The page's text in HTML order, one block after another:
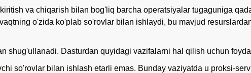
va chiqarish bilan bog'liq barcha operatsiyalar tugaguniga
o'zida ko'plab so'rovlar bilan ishlaydi, bu mavjud
shug'ullanadi. Dasturdan quyidagi vazifalarni hal qilish uchun
so'rovlar bilan ishlash etarli emas. Bunday vaziyatda u proksi-